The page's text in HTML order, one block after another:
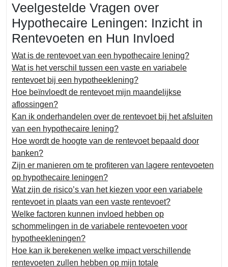
Veelgestelde Vragen over
Hypothecaire Leningen: Inzicht in
Rentevoeten en Hun Invloed
Wat is de rentevoet van een hypothecaire lening?
Wat is het verschil tussen een vaste en variabele
rentevoet bij een hypotheeklening?
Hoe beïnvloedt de rentevoet mijn maandelijkse
aflossingen?
Kan ik onderhandelen over de rentevoet bij het afsluiten
van een hypothecaire lening?
Hoe wordt de hoogte van de rentevoet bepaald door
banken?
Zijn er manieren om te profiteren van lagere rentevoeten
op hypothecaire leningen?
Wat zijn de risico’s van het kiezen voor een variabele
rentevoet in plaats van een vaste rentevoet?
Welke factoren kunnen invloed hebben op
schommelingen in de variabele rentevoeten voor
hypotheekleningen?
Hoe kan ik berekenen welke impact verschillende
rentevoeten zullen hebben op mijn totale